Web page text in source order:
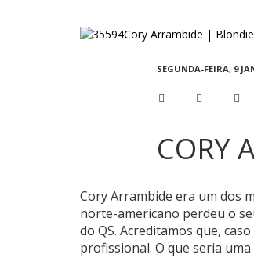
SEGUNDA-FEIRA, 9
CORY
Cory Arrambide era um dos
norte-americano perdeu o
do QS. Acreditamos que,
profissional. O que seria